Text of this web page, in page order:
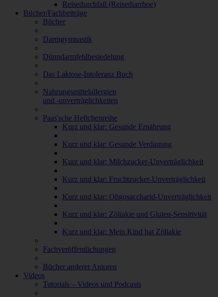
Reisedurchfall (Reisediarrhoe)
Bücher/Fachbeiträge
Bücher
Darmgymnastik
Dünndarmfehlbesiedelung
Das Laktose-Intoleranz Buch
Nahrungsmittelallergien
und -unverträglichkeiten
Paas'sche Heftchenreihe
Kurz und klar: Gesunde Ernährung
Kurz und klar: Gesunde Verdauung
Kurz und klar: Milchzucker-Unverträglichkeit
Kurz und klar: Fruchtzucker-Unverträglichkeit
Kurz und klar: Oligosaccharid-Unverträglichkeit
Kurz und klar: Zöliakie und Gluten-Sensitivität
Kurz und klar: Mein Kind hat Zöliakie
Fachveröffentlichungen
Bücher anderer Autoren
Videos
Tutorials – Videos und Podcasts